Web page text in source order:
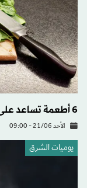
6 أطعمة تساعد على خفض ضغط الدم
الأحد 21/06 - 09:00
يوميات الشرق